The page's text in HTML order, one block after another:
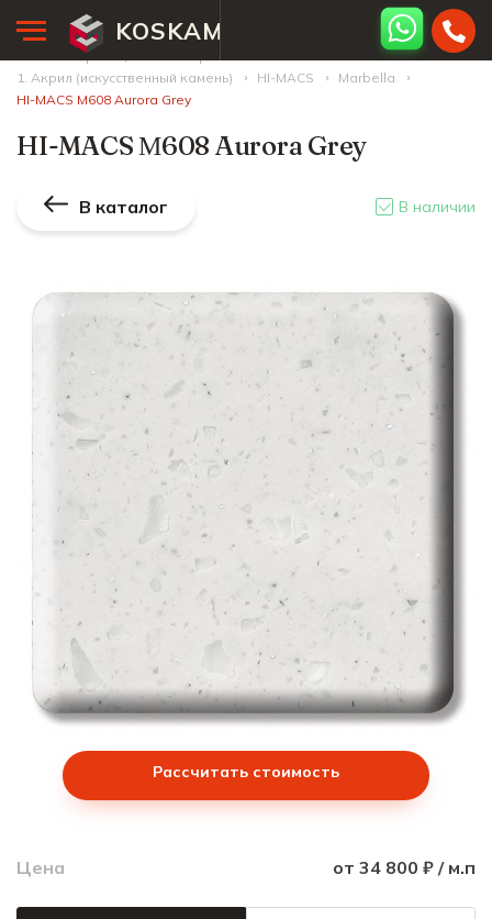
KOSKAM
Главная страница
1. Акрил (искусственный камень)
HI-MACS
Marbella
HI-MACS М608 Aurora Grey
HI-MACS М608 Aurora Grey
В каталог В наличии
Рассчитать стоимость
Цена от 34 800 ₽ / м.п